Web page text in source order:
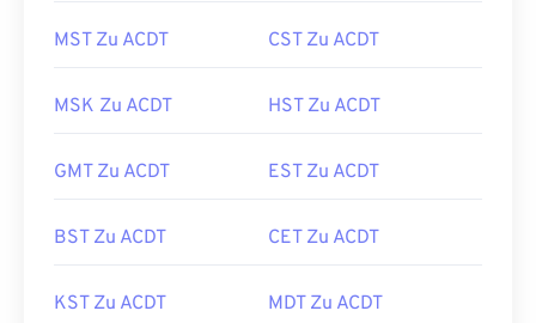
MST Zu ACDT CST Zu ACDT
MSK Zu ACDT HST Zu ACDT
GMT Zu ACDT EST Zu ACDT
BST Zu ACDT CET Zu ACDT
KST Zu ACDT MDT Zu ACDT